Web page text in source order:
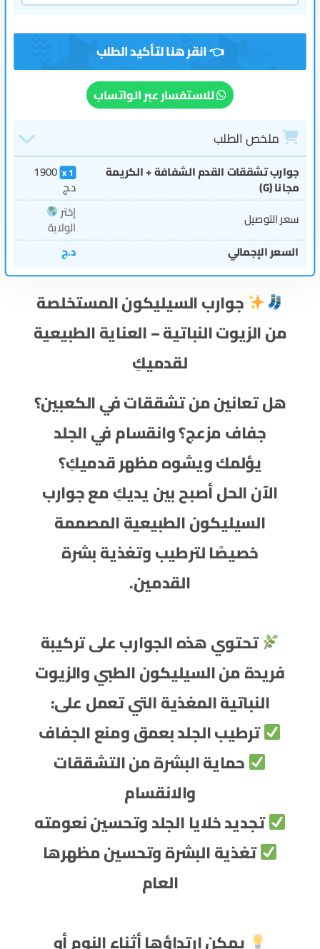
للاستفسار عبر الواتساب
ملخص الطلب
جوارب تشققات القدم الشفافة + الكريمة
مجانا (G)
1
1900
د.ج
سعر التوصيل
إختر
الولاية
السعر الإجمالي
د.ج
جوارب السيليكون المستخلصة
من الزيوت النباتية – العناية الطبيعية
لقدميكِ
هل تعانين من تشققات في الكعبين؟
جفاف مزعج؟ وانقسام في الجلد
يؤلمك ويشوه مظهر قدميكِ؟
الآن الحل أصبح بين يديكِ مع جوارب
السيليكون الطبيعية المصممة
خصيصًا لترطيب وتغذية بشرة
القدمين.
تحتوي هذه الجوارب على تركيبة
فريدة من السيليكون الطبي والزيوت
النباتية المغذية التي تعمل على:
ترطيب الجلد بعمق ومنع الجفاف
حماية البشرة من التشققات
والانقسام
تجديد خلايا الجلد وتحسين نعومته
تغذية البشرة وتحسين مظهرها
العام
يمكن ارتداؤها أثناء النوم أو